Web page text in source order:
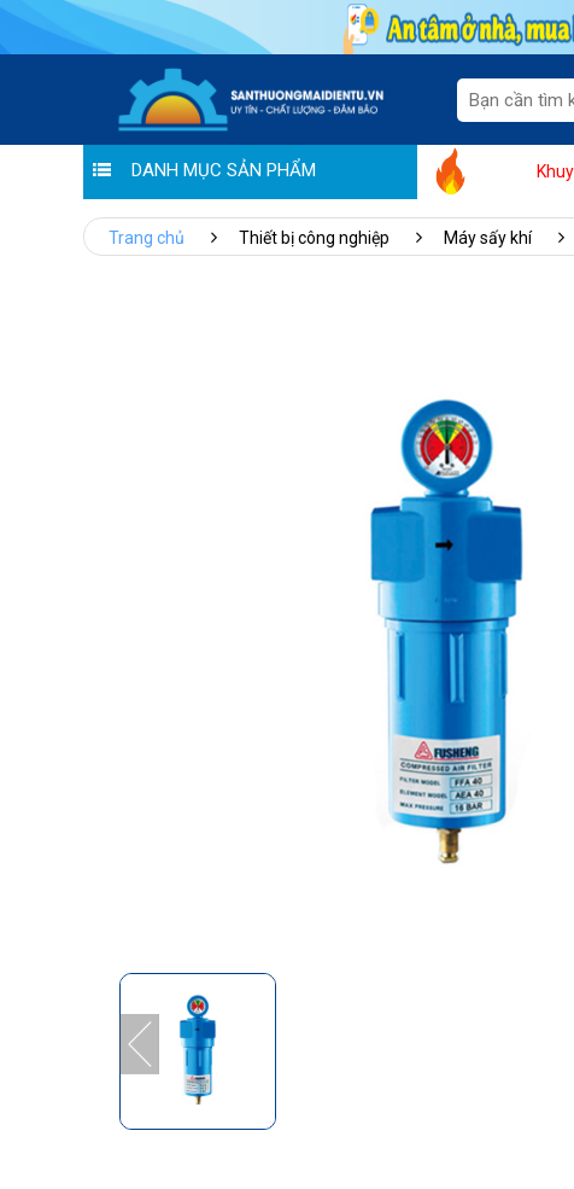
DANH MỤC SẢN PHẨM
Tưng bừng khuyến mãi "Tháng vàng tri ân" "Sale thương
Trang chủ Thiết bị công nghiệp Máy sấy khí